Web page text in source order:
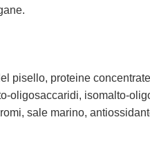
pisello, proteine
oligosaccaridi, isomalto-
sale marino,